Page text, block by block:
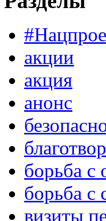
акции
акция
анонс
борьба с
борьба с
визиты